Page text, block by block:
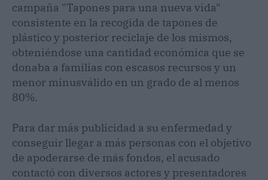
campaña "Tapones para una nueva vida"
consistente en la recogida de tapones de
plástico y posterior reciclaje de los mismos,
obteniéndose una cantidad económica que se
donaba a familias con escasos recursos y un
menor minusválido en un grado de al menos
80%.
Para dar más publicidad a su enfermedad y
conseguir llegar a más personas con el objetivo
de apoderarse de más fondos, el acusado
contactó con diversos actores y presentadores